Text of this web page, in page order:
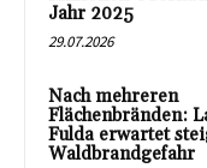
Jahr 2025
29.07.2026
Nach mehreren
Flächenbränden:
Fulda erwartet
Waldbrandgefahr